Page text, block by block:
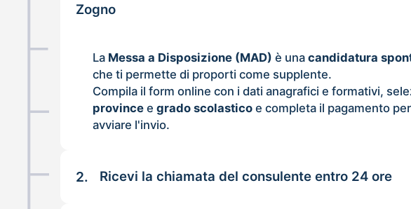
Zogno
La Messa a Disposizione (MAD) è unacandidatura
che ti permette di proporti come supplente.
Compila il form online con i dati anagrafici e formativi,
province egrado scolastico e completa il pagamento per
avviare l'invio.
2. Ricevi la chiamata del consulente entro 24 ore